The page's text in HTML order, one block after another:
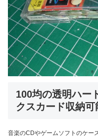
100均の透明ハー
クスカード収納可
音楽のCDやゲームソフトのケー